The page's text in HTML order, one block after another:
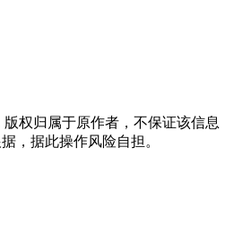
权归属于原作者，不保证该信
，据此操作风险自担。